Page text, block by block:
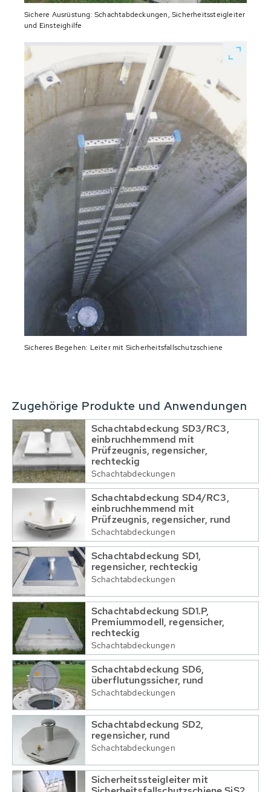
Sichere Ausrüstung: Schachtabdeckungen, Sicherheitssteigleiter
und Einsteighilfe
Sicheres Begehen: Leiter mit Sicherheitsfallschutzschiene
Zugehörige Produkte und Anwendungen
Schachtabdeckung SD3/RC3,
einbruchhemmend mit
Prüfzeugnis, regensicher,
rechteckig
Schachtabdeckungen
Schachtabdeckung SD4/RC3,
einbruchhemmend mit
Prüfzeugnis, regensicher, rund
Schachtabdeckungen
Schachtabdeckung SD1,
regensicher, rechteckig
Schachtabdeckungen
Schachtabdeckung SD1.P,
Premiummodell, regensicher,
rechteckig
Schachtabdeckungen
Schachtabdeckung SD6,
überflutungssicher, rund
Schachtabdeckungen
Schachtabdeckung SD2,
regensicher, rund
Schachtabdeckungen
Sicherheitssteigleiter mit